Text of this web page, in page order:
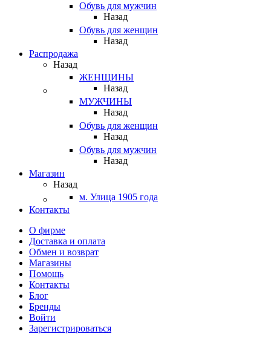
Обувь для мужчин
Назад
Обувь для женщин
Назад
Распродажа
Назад
ЖЕНЩИНЫ
Назад
МУЖЧИНЫ
Назад
Обувь для женщин
Назад
Обувь для мужчин
Назад
Магазин
Назад
м. Улица 1905 года
Контакты
О фирме
Доставка и оплата
Обмен и возврат
Магазины
Помощь
Контакты
Блог
Бренды
Войти
Зарегистрироваться